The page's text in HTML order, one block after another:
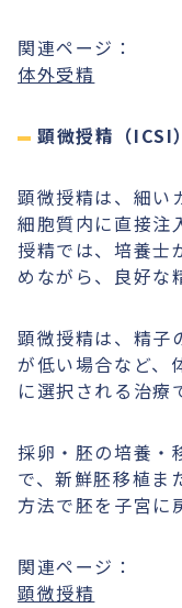
関連ページ：
体外受精
顕微授精（ICSI）
顕微授精は、細い
細胞質内に直接注
授精では、培養士
めながら、良好な
顕微授精は、精子
が低い場合など、
に選択される治療
採卵・胚の培養・
で、新鮮胚移植ま
方法で胚を子宮に
関連ページ：
顕微授精